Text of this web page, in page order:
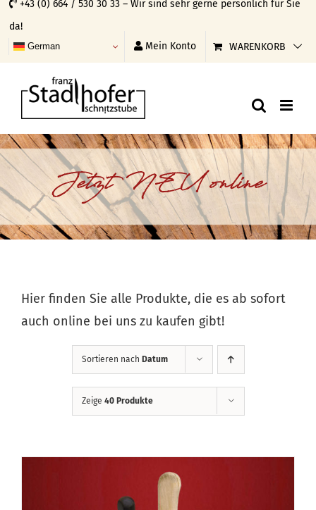
Skip
to
content
+43 (0) 664 / 530 30 33 – Wir sind sehr gerne persönlich für Sie
da!
German Mein Konto WARENKORB
Jetzt NEU online
Hier finden Sie alle Produkte, die es ab sofort
auch online bei uns zu kaufen gibt!
Sortieren nach Datum
Zeige 40 Produkte